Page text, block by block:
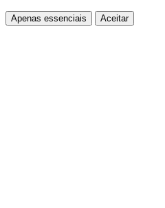
Apenas essenciais Aceitar